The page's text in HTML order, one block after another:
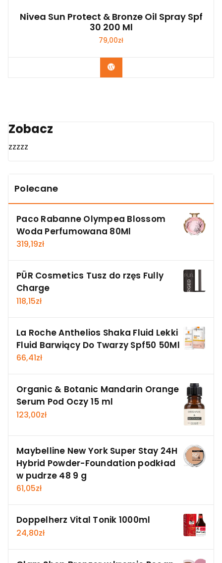
Nivea Sun Protect & Bronze Oil Spray Spf
30 200 Ml
79,00zł
Zobacz
Zobacz
zzzzz
Polecane
Paco Rabanne Olympea Blossom
Woda Perfumowana 80Ml
319,19zł
PÜR Cosmetics Tusz do rzęs Fully
Charge
118,15zł
La Roche Anthelios Shaka Fluid Lekki
Fluid Barwiący Do Twarzy Spf50 50Ml
66,41zł
Organic & Botanic Mandarin Orange
Serum Pod Oczy 15 ml
123,00zł
Maybelline New York Super Stay 24H
Hybrid Powder-Foundation podkład
w pudrze 48 9 g
61,05zł
Doppelherz Vital Tonik 1000ml
24,80zł